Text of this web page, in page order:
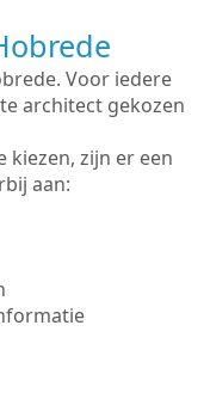
Voor iedere
architect gekozen
zijn er een
aan: